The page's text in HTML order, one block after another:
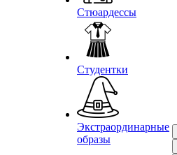
Стюардессы
Студентки
Экстраординарные
образы